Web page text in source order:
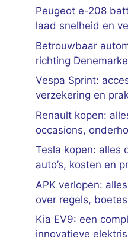
Peugeot e-208
laad snelheid en
Betrouwbaar
richting
Vespa Sprint:
verzekering en
Renault kopen:
occasions,
Tesla kopen: alles
auto’s, kosten en
APK verlopen:
over regels,
Kia EV9: een
innovatieve